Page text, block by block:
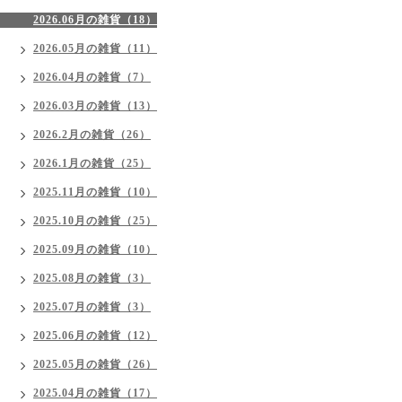
2026.06月の雑貨（18）
2026.05月の雑貨（11）
2026.04月の雑貨（7）
2026.03月の雑貨（13）
2026.2月の雑貨（26）
2026.1月の雑貨（25）
2025.11月の雑貨（10）
2025.10月の雑貨（25）
2025.09月の雑貨（10）
2025.08月の雑貨（3）
2025.07月の雑貨（3）
2025.06月の雑貨（12）
2025.05月の雑貨（26）
2025.04月の雑貨（17）